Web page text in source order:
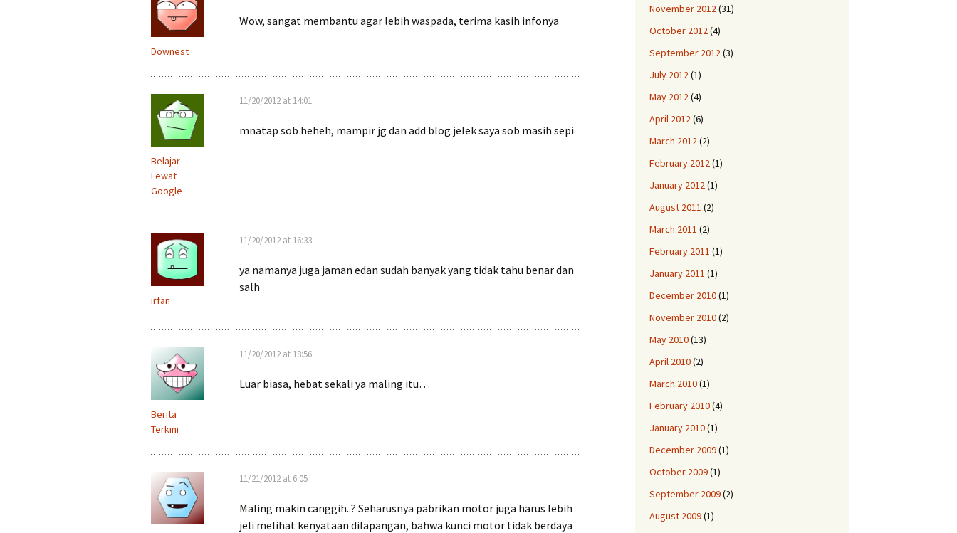
Downest
Wow, sangat membantu agar lebih waspada, terima kasih infonya
Belajar
Lewat
Google
11/20/2012 at 14:01
mnatap sob heheh, mampir jg dan add blog jelek saya sob masih sepi
irfan
11/20/2012 at 16:33
ya namanya juga jaman edan sudah banyak yang tidak tahu benar dan
salh
Berita
Terkini
11/20/2012 at 18:56
Luar biasa, hebat sekali ya maling itu…
11/21/2012 at 6:05
Maling makin canggih..? Seharusnya pabrikan motor juga harus lebih
jeli melihat kenyataan dilapangan, bahwa kunci motor tidak berdaya
November 2012(31)
October 2012(4)
September 2012(3)
July 2012(1)
May 2012(4)
April 2012(6)
March 2012(2)
February 2012(1)
January 2012(1)
August 2011 (2)
March 2011 (2)
February 2011 (1)
January 2011 (1)
December 2010(1)
November 2010(2)
May 2010(13)
April 2010(2)
March 2010(1)
February 2010(4)
January 2010(1)
December 2009(1)
October 2009(1)
September 2009(2)
August 2009(1)